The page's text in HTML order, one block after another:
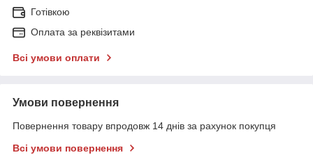
Готівкою
Оплата за реквізитами
Всі умови оплати
Умови повернення
Повернення товару впродовж 14 днів за рахунок покупця
Всі умови повернення